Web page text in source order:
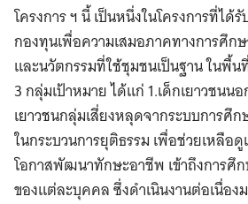
โครงการ ฯ นี้ เป็นหนึ่งในโครงการที่ได้
กองทุนเพื่อความเสมอภาคทางการศึ
และนวัตกรรมที่ใช้ชุมชนเป็นฐาน ในพื้
3 กลุ่มเป้าหมาย ได้แก่ 1.เด็กเยาวชนน
เยาวชนกลุ่มเสี่ยงหลุดจากระบบการศึก
ในกระบวนการยุติธรรม เพื่อช่วยเหลือ
โอกาสพัฒนาทักษะอาชีพ เข้าถึงการศึ
ของแต่ละบุคคล ซึ่งดำเนินงานต่อเนื่อง